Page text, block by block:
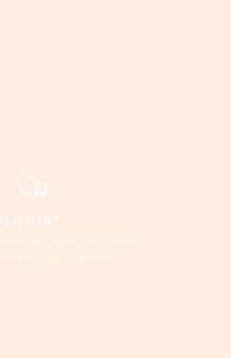
PAIEMENT
en ligne par Twint,
crédit ou virement